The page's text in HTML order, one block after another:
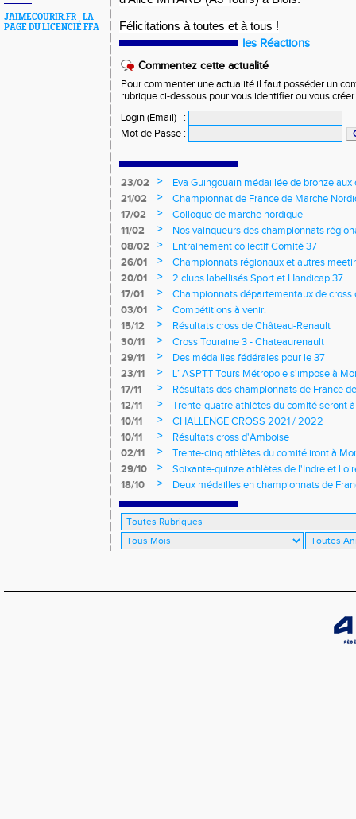
JAIMECOURIR.FR - LA
PAGE DU LICENCIÉ FFA
Félicitations à toutes et à tous !
les Réactions
Commentez cette actualité
Pour commenter une actualité il faut posséder un
rubrique ci-dessous pour vous identifier ou vous
Login (Email)
:
Mot de Passe :
23/02 >
Eva Guingouain médaillée de bronze
jeunes
21/02 >
Championnat de France de Marche
17/02
>
Colloque de marche nordique
11/02
>
Nos vainqueurs des championnats
08/02
>
Entrainement collectif Comité 37
26/01
>
Championnats régionaux et autres
20/01
>
2 clubs labellisés Sport et Handicap 37
17/01
>
Championnats départementaux de cross
longs et meetings en salle
03/01 >
Compétitions à venir.
15/12
>
Résultats cross de Château-Renault
30/11
>
Cross Touraine 3 - Chateaurenault
29/11
>
Des médailles fédérales pour le 37
23/11
>
L’ ASPTT Tours Métropole s'impose à
17/11
>
Résultats des championnats de France
12/11
>
Trente-quatre athlètes du comité seront
10/11
>
CHALLENGE CROSS 2021 / 2022
10/11
>
Résultats cross d'Amboise
02/11
>
Trente-cinq athlètes du comité iront à
29/10
>
Soixante-quinze athlètes de l'Indre et
régionaux de cross-country 2021
18/10 > Deux médailles en championnats de